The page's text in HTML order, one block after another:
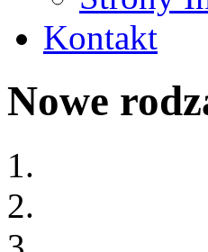
Kontakt
Nowe